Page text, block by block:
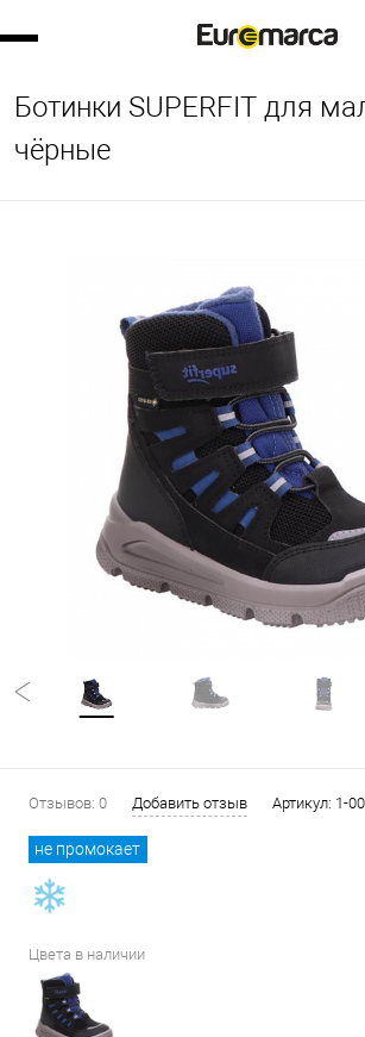
Ботинки SUPERFIT для
чёрные
Отзывов: 0 Добавить отзыв Артикул: 1-
не промокает
Цвета в наличии